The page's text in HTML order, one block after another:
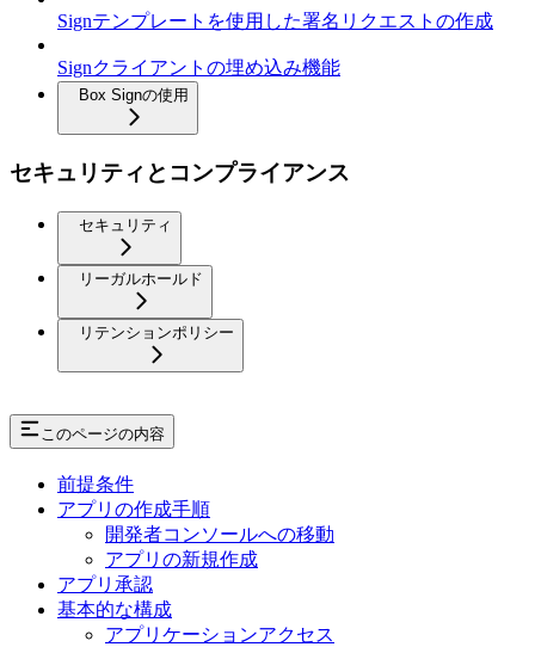
Signテンプレートを使用した署名リクエストの作成
Signクライアントの埋め込み機能
Box Signの使用
セキュリティとコンプライアンス
セキュリティ
リーガルホールド
リテンションポリシー
このページの内容
前提条件
アプリの作成手順
開発者コンソールへの移動
アプリの新規作成
アプリ承認
基本的な構成
アプリケーションアクセス